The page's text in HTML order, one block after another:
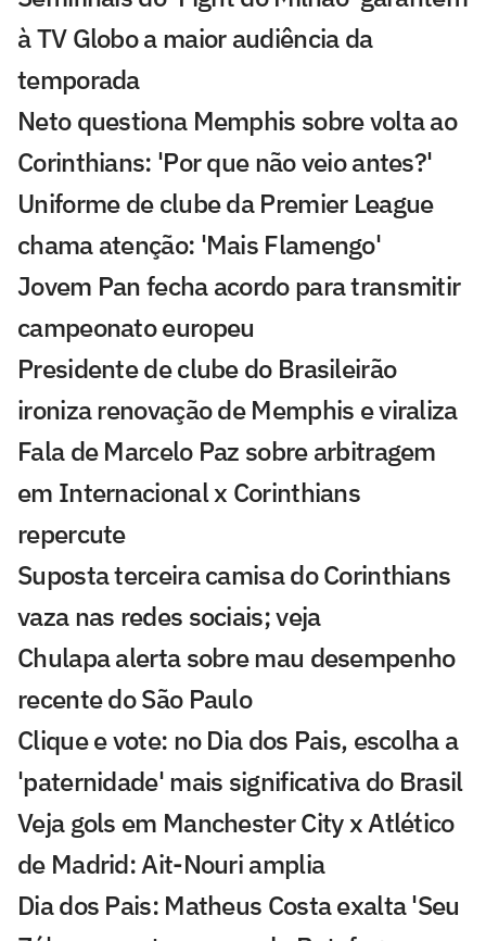
à TV Globo a maior audiência da
temporada
Neto questiona Memphis sobre volta ao
Corinthians: 'Por que não veio antes?'
Uniforme de clube da Premier League
chama atenção: 'Mais Flamengo'
Jovem Pan fecha acordo para transmitir
campeonato europeu
Presidente de clube do Brasileirão
ironiza renovação de Memphis e viraliza
Fala de Marcelo Paz sobre arbitragem
em Internacional x Corinthians
repercute
Suposta terceira camisa do Corinthians
vaza nas redes sociais; veja
Chulapa alerta sobre mau desempenho
recente do São Paulo
Clique e vote: no Dia dos Pais, escolha a
'paternidade' mais significativa do Brasil
Veja gols em Manchester City x Atlético
de Madrid: Ait-Nouri amplia
Dia dos Pais: Matheus Costa exalta 'Seu